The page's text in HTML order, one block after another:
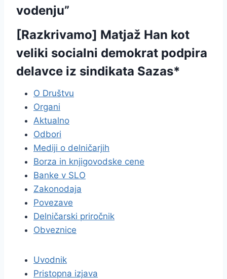
vodenju”
[Razkrivamo] Matjaž Han kot
veliki socialni demokrat podpira
delavce iz sindikata Sazas*
O Društvu
Organi
Aktualno
Odbori
Mediji o delničarjih
Borza in knjigovodske cene
Banke v SLO
Zakonodaja
Povezave
Delničarski priročnik
Obveznice
Uvodnik
Pristopna izjava